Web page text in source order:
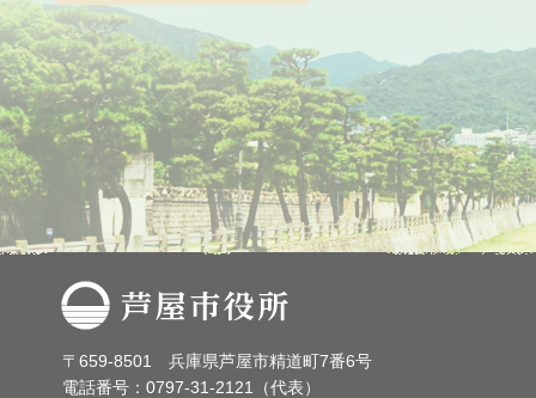
芦屋市役所
〒659-8501 兵庫県芦屋市精道町7番6号
電話番号：0797-31-2121（代表）